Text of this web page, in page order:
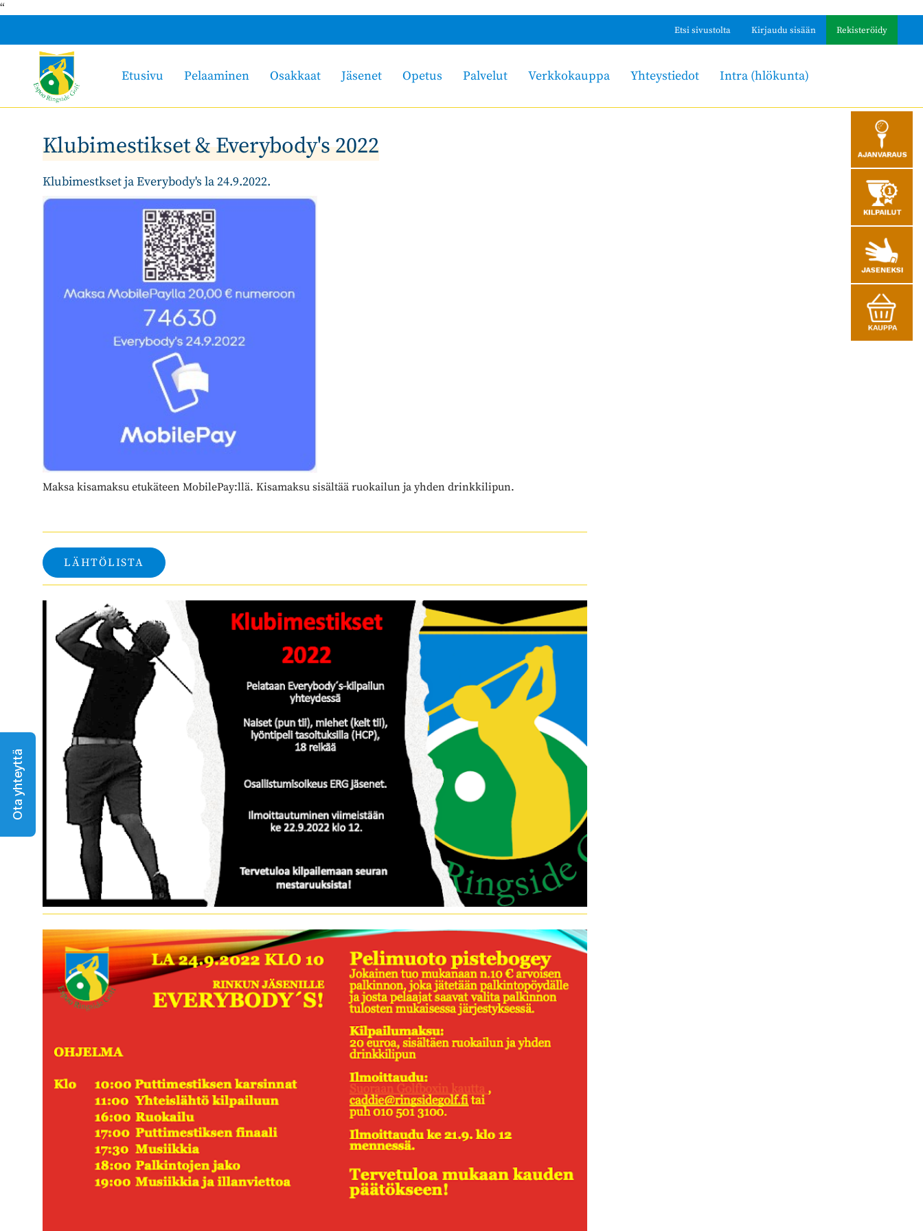
Ota yhteyttä
“
Etsi sivustolta Kirjaudu sisään Rekisteröidy
Etusivu Pelaaminen Osakkaat Jäsenet Opetus Palvelut Verkkokauppa Yhteystiedot Intra (hlökunta)
Klubimestikset & Everybody's 2022
Klubimestkset ja Everybody's la 24.9.2022.
Maksa kisamaksu etukäteen MobilePay:llä. Kisamaksu sisältää ruokailun ja yhden drinkkilipun.
LÄHTÖLISTA